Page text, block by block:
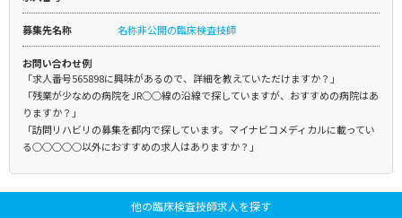
募集先名称 名称非公開の臨床検査技師
お問い合わせ例
「求人番号565898に興味があるので、詳細を教えていただけますか？」
「残業が少なめの病院をJR○○線の沿線で探していますが、おすすめの病院はあ
りますか？」
「訪問リハビリの募集を都内で探しています。マイナビコメディカルに載ってい
る○○○○○以外におすすめの求人はありますか？」
他の臨床検査技師求人を探す